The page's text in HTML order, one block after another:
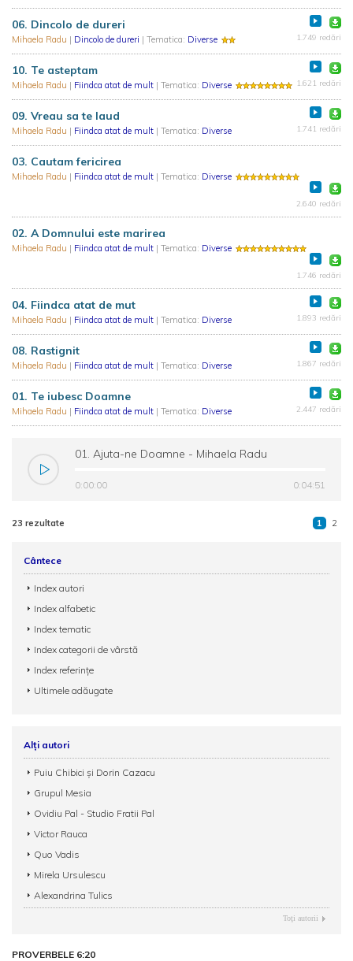
06. Dincolo de dureri
Mihaela Radu | Dincolo de dureri | Tematica: Diverse 1.749 redări
10. Te asteptam
Mihaela Radu | Fiindca atat de mult | Tematica: Diverse 1.621 redări
09. Vreau sa te laud
Mihaela Radu | Fiindca atat de mult | Tematica: Diverse 1.741 redări
03. Cautam fericirea
Mihaela Radu | Fiindca atat de mult | Tematica: Diverse
2.640 redări
02. A Domnului este marirea
Mihaela Radu | Fiindca atat de mult | Tematica: Diverse
1.746 redări
04. Fiindca atat de mut
Mihaela Radu | Fiindca atat de mult | Tematica: Diverse 1.893 redări
08. Rastignit
Mihaela Radu | Fiindca atat de mult | Tematica: Diverse 1.867 redări
01. Te iubesc Doamne
Mihaela Radu | Fiindca atat de mult | Tematica: Diverse 2.447 redări
01. Ajuta-ne Doamne - Mihaela Radu
0:00:00 0:04:51
23 rezultate 1 2
Cântece
Index autori
Index alfabetic
Index tematic
Index categorii de vârstă
Index referințe
Ultimele adăugate
Alți autori
Puiu Chibici și Dorin Cazacu
Grupul Mesia
Ovidiu Pal - Studio Fratii Pal
Victor Rauca
Quo Vadis
Mirela Ursulescu
Alexandrina Tulics
Toţi autorii
PROVERBELE 6:20